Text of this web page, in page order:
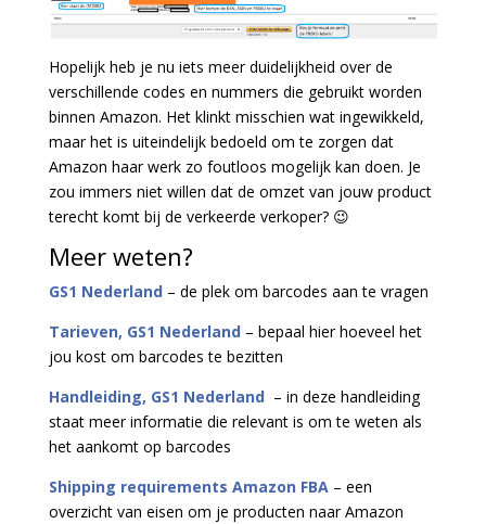
Hopelijk heb je nu iets meer duidelijkheid over de
verschillende codes en nummers die gebruikt worden
binnen Amazon. Het klinkt misschien wat ingewikkeld,
maar het is uiteindelijk bedoeld om te zorgen dat
Amazon haar werk zo foutloos mogelijk kan doen. Je
zou immers niet willen dat de omzet van jouw product
terecht komt bij de verkeerde verkoper? 😉
Meer weten?
GS1 Nederland – de plek om barcodes aan te vragen
Tarieven, GS1 Nederland – bepaal hier hoeveel het
jou kost om barcodes te bezitten
Handleiding, GS1 Nederland – in deze handleiding
staat meer informatie die relevant is om te weten als
het aankomt op barcodes
Shipping requirements Amazon FBA – een
overzicht van eisen om je producten naar Amazon